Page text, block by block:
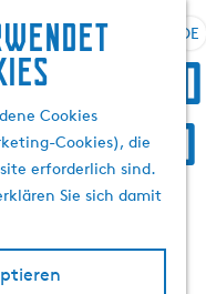
Cookies
Cookies), die
erforderlich sind.
Sie sich damit
&
Buchen
n
S
p
r
a
DE
und
und
Heeg